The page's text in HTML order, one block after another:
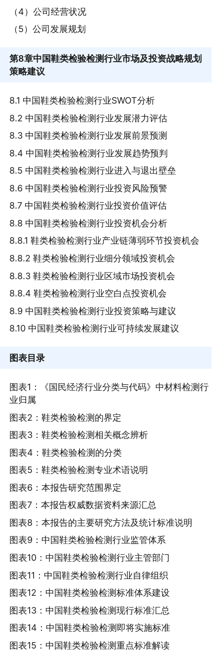
（4）公司经营状况
（5）公司发展规划
第8章中国鞋类检验检测行业市场及投资战略规划
策略建议
8.1 中国鞋类检验检测行业SWOT分析
8.2 中国鞋类检验检测行业发展潜力评估
8.3 中国鞋类检验检测行业发展前景预测
8.4 中国鞋类检验检测行业发展趋势预判
8.5 中国鞋类检验检测行业进入与退出壁垒
8.6 中国鞋类检验检测行业投资风险预警
8.7 中国鞋类检验检测行业投资价值评估
8.8 中国鞋类检验检测行业投资机会分析
8.8.1 鞋类检验检测行业产业链薄弱环节投资机会
8.8.2 鞋类检验检测行业细分领域投资机会
8.8.3 鞋类检验检测行业区域市场投资机会
8.8.4 鞋类检验检测行业空白点投资机会
8.9 中国鞋类检验检测行业投资策略与建议
8.10 中国鞋类检验检测行业可持续发展建议
图表目录
图表1：《国民经济行业分类与代码》中材料检测行
业归属
图表2：鞋类检验检测的界定
图表3：鞋类检验检测相关概念辨析
图表4：鞋类检验检测的分类
图表5：鞋类检验检测专业术语说明
图表6：本报告研究范围界定
图表7：本报告权威数据资料来源汇总
图表8：本报告的主要研究方法及统计标准说明
图表9：中国鞋类检验检测行业监管体系
图表10：中国鞋类检验检测行业主管部门
图表11：中国鞋类检验检测行业自律组织
图表12：中国鞋类检验检测标准体系建设
图表13：中国鞋类检验检测现行标准汇总
图表14：中国鞋类检验检测即将实施标准
图表15：中国鞋类检验检测重点标准解读